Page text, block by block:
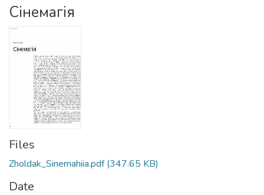
All of DSpace
Statistics
Сінемагія
Files
Zholdak_Sinemahiia.pdf(347.65 KB)
Date